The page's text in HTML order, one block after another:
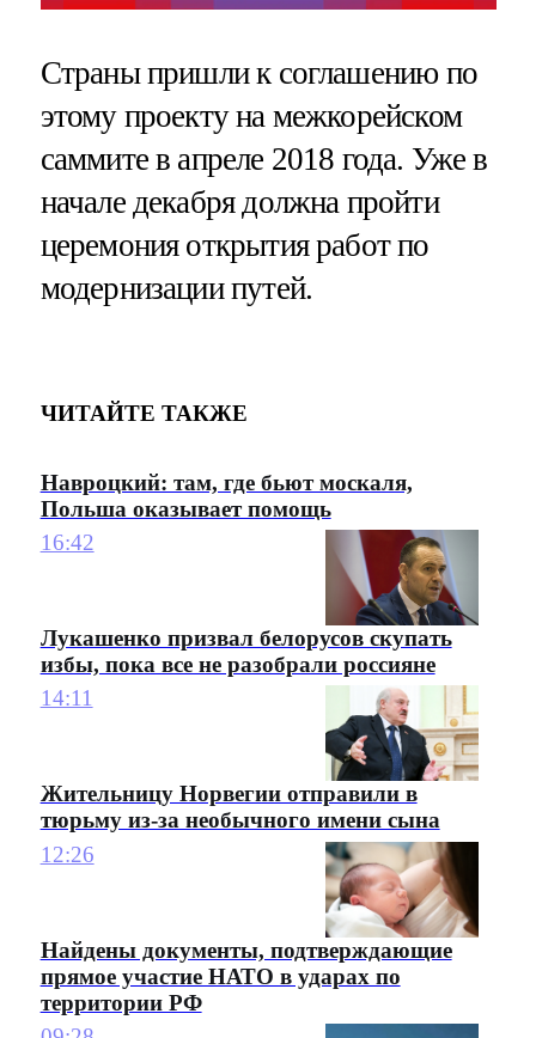
Страны пришли к соглашению по
этому проекту на межкорейском
саммите в апреле 2018 года. Уже в
начале декабря должна пройти
церемония открытия работ по
модернизации путей.
ЧИТАЙТЕ ТАКЖЕ
Навроцкий: там, где бьют москаля,
Польша оказывает помощь
16:42
Лукашенко призвал белорусов скупать
избы, пока все не разобрали россияне
14:11
Жительницу Норвегии отправили в
тюрьму из-за необычного имени сына
12:26
Найдены документы, подтверждающие
прямое участие НАТО в ударах по
территории РФ